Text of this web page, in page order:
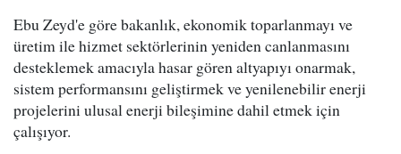
Ebu Zeyd'e göre bakanlık, ekonomik toparlanmayı ve
üretim ile hizmet sektörlerinin yeniden canlanmasını
desteklemek amacıyla hasar gören altyapıyı onarmak,
sistem performansını geliştirmek ve yenilenebilir enerji
projelerini ulusal enerji bileşimine dahil etmek için
çalışıyor.